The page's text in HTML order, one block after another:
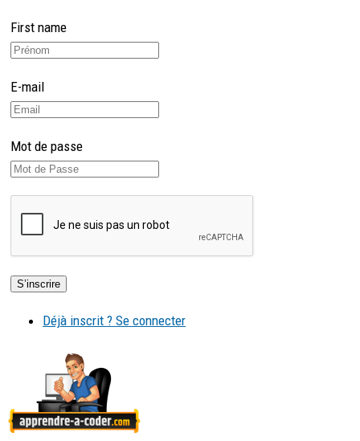
First name
E-mail
Mot de passe
Déjà inscrit ? Se connecter